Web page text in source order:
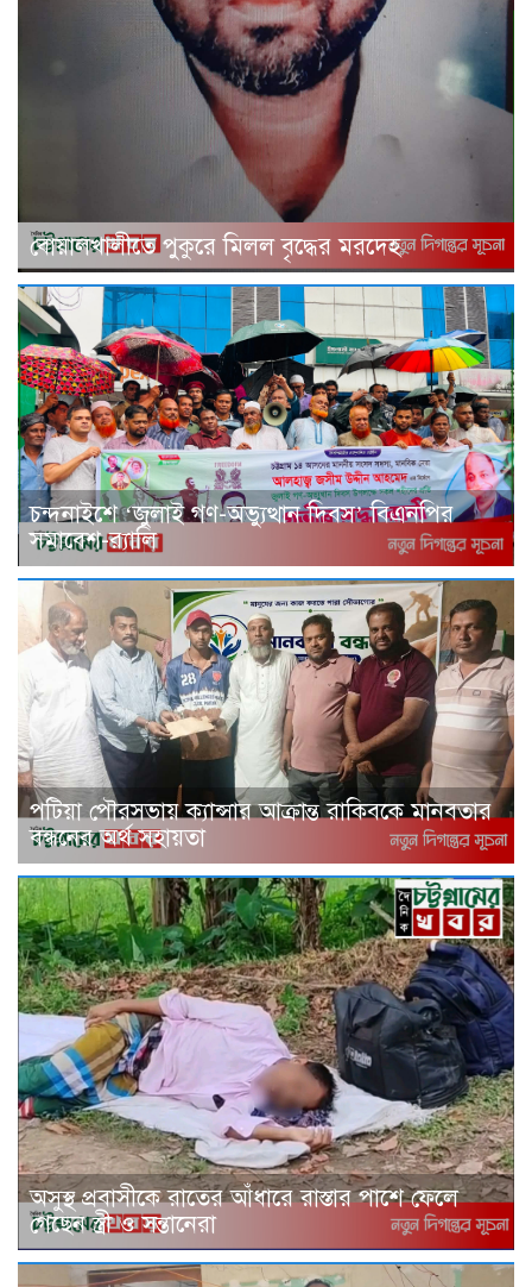
বোয়ালখালীতে পুকুরে মিলল বৃদ্ধের মরদেহ
চন্দনাইশে ‘জুলাই গণ-অভ্যুত্থান দিবস’ বিএনপির
সমাবেশ-র‌্যালি
পটিয়া পৌরসভায় ক্যান্সার আক্রান্ত রাকিবকে মানবতার
বন্ধনের অর্থ সহায়তা
অসুস্থ প্রবাসীকে রাতের আঁধারে রাস্তার পাশে ফেলে
গেছেন স্ত্রী ও সন্তানেরা